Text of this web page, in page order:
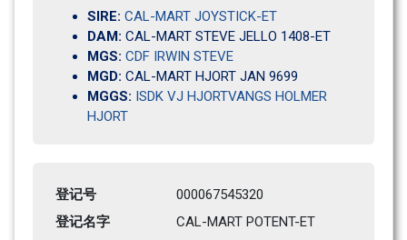
SIRE: CAL-MART JOYSTICK-ET
DAM: CAL-MART STEVE JELLO 1408-ET
MGS: CDF IRWIN STEVE
MGD:
MGGS: ISDK VJ HJORTVANGS HOLMER
HJORT
登记号
000067545320
登记名字
CAL-MART POTENT-ET